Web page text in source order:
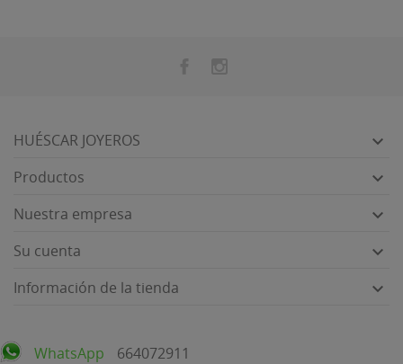
HUÉSCAR JOYEROS 
Productos 
Nuestra empresa 
Su cuenta 
Información de la tienda 
WhatsApp 664072911